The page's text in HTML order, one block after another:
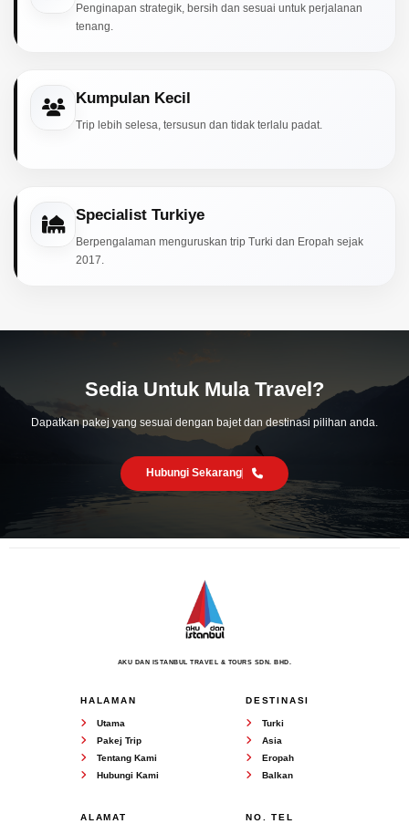
Penginapan strategik, bersih dan sesuai untuk perjalanan
tenang.
Kumpulan Kecil
Trip lebih selesa, tersusun dan tidak terlalu padat.
Specialist Turkiye
Berpengalaman menguruskan trip Turki dan Eropah sejak
2017.
Sedia Untuk Mula Travel?
Dapatkan pakej yang sesuai dengan bajet dan destinasi pilihan anda.
Hubungi Sekarang
AKU DAN ISTANBUL TRAVEL & TOURS SDN. BHD.
HALAMAN
Utama
Pakej Trip
Tentang Kami
Hubungi Kami
DESTINASI
Turki
Asia
Eropah
Balkan
ALAMAT NO. TEL